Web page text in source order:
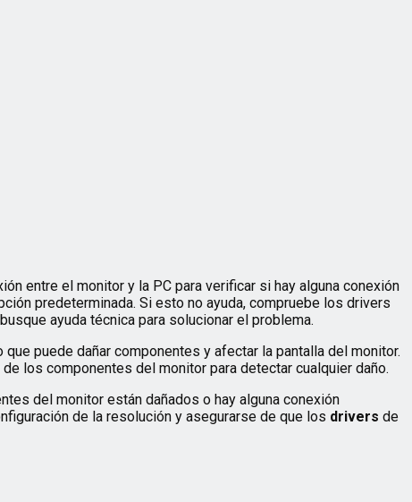
entre el monitor y la PC para verificar si hay alguna conexión
predeterminada. Si esto no ayuda, compruebe los drivers
ayuda técnica para solucionar el problema.
puede dañar componentes y afectar la pantalla del monitor.
los componentes del monitor para detectar cualquier daño.
del monitor están dañados o hay alguna conexión
de la resolución y asegurarse de que los drivers de